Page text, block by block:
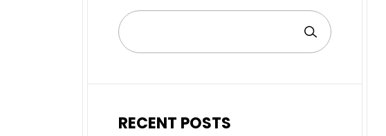
RECENT POSTS